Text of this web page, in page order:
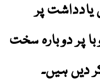
پر
پر دوبارہ سخت
دیں ہیں۔